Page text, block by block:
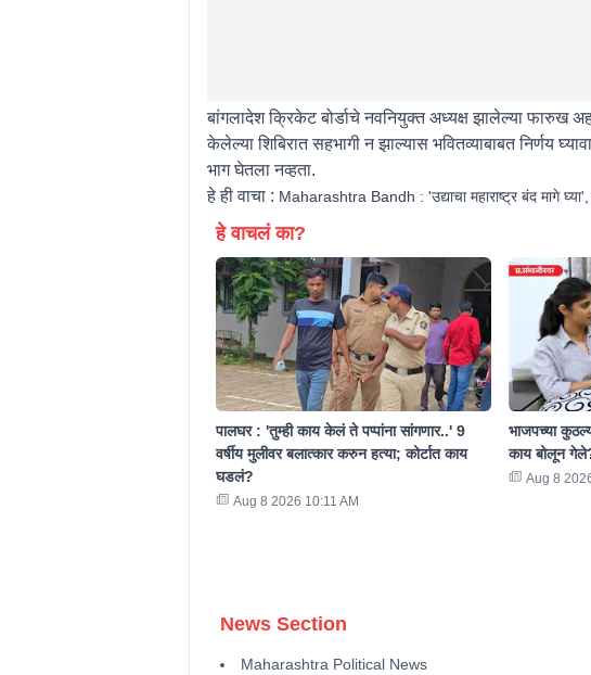
बांगलादेश क्रिकेट बोर्डाचे नवनियुक्त अध्यक्ष झालेल्या फारुख
केलेल्या शिबिरात सहभागी न झाल्यास भवितव्याबाबत निर्णय
भाग घेतला नव्हता.
हे ही वाचा : Maharashtra Bandh : 'उद्याचा महाराष्ट्र बंद मागे
हे वाचलं का?
पालघर : 'तुम्ही काय केलं ते पप्पांना सांगणार..' 9
वर्षीय मुलीवर बलात्कार करुन हत्या; कोर्टात काय
घडलं?
Aug 8 2026 10:11 AM
भाजपच्या
काय बोलून
Aug 8
News Section
Maharashtra Political News